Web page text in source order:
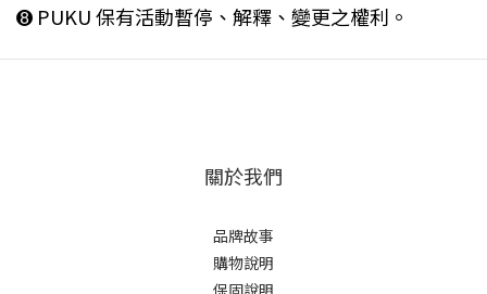
➑ PUKU 保有活動暫停、解釋、變更之權利。
關於我們
品牌故事
購物說明
保固說明